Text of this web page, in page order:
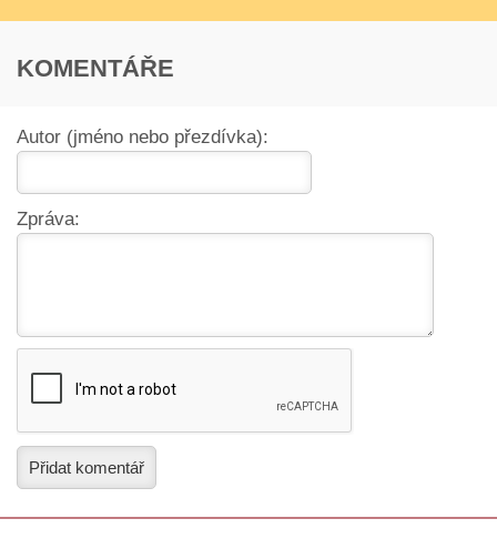
KOMENTÁŘE
Autor (jméno nebo přezdívka):
Zpráva:
Přidat komentář